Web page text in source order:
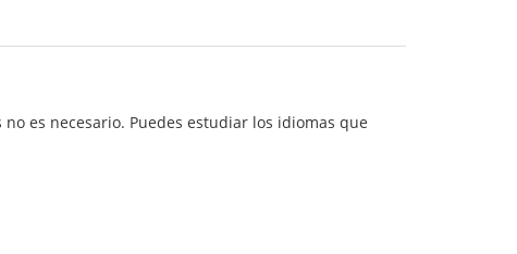
es necesario. Puedes estudiar los idiomas que